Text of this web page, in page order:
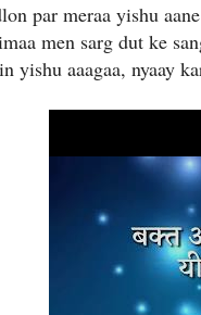
par meraa yishu
men sarg dut ke
yishu aaagaa, nyaay